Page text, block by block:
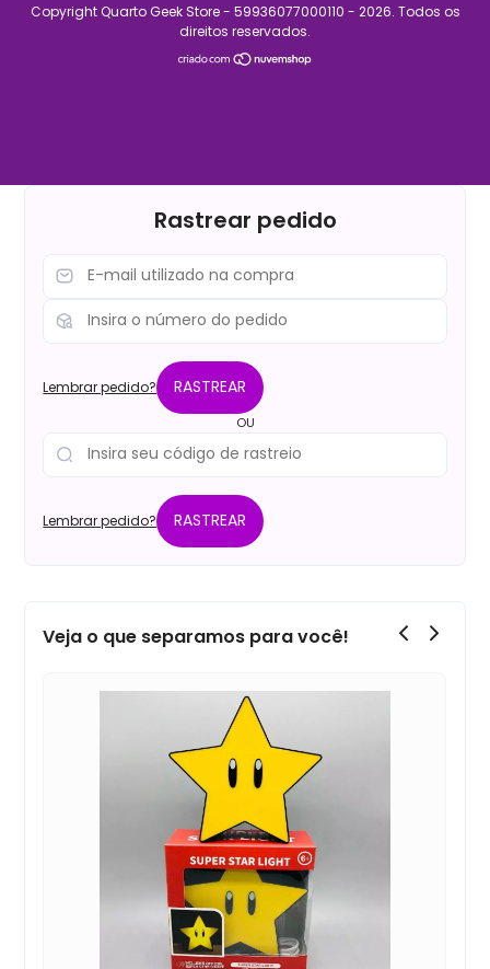
Copyright Quarto Geek Store - 59936077000110 - 2026. Todos os
direitos reservados.
Rastrear pedido
Lembrar pedido? RASTREAR
OU
Lembrar pedido? RASTREAR
Veja o que separamos para você!